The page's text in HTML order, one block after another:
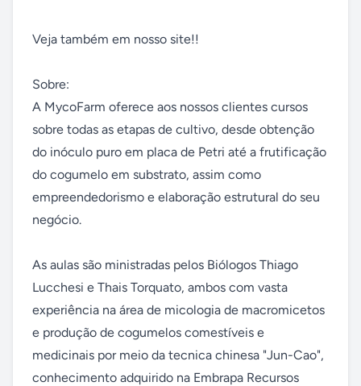
Veja também em nosso site!!
Sobre:
A MycoFarm oferece aos nossos clientes cursos
sobre todas as etapas de cultivo, desde obtenção
do inóculo puro em placa de Petri até a frutificação
do cogumelo em substrato, assim como
empreendedorismo e elaboração estrutural do seu
negócio.
As aulas são ministradas pelos Biólogos Thiago
Lucchesi e Thais Torquato, ambos com vasta
experiência na área de micologia de macromicetos
e produção de cogumelos comestíveis e
medicinais por meio da tecnica chinesa "Jun-Cao",
conhecimento adquirido na Embrapa Recursos